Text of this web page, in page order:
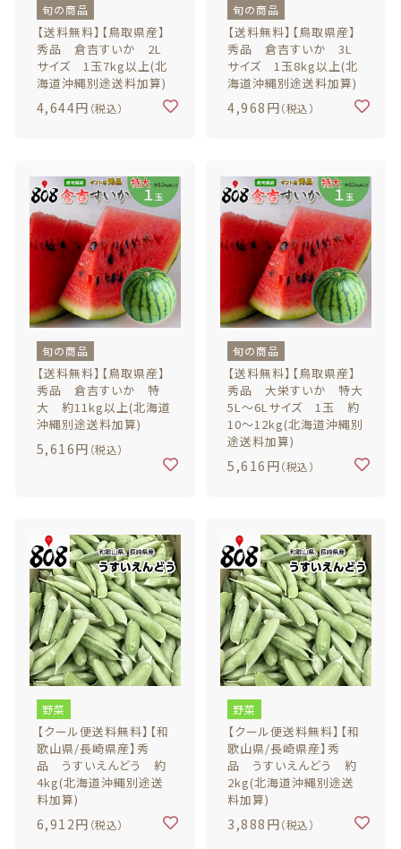
旬の商品
【送料無料】【鳥取県産】
秀品 倉吉すいか 2L
サイズ 1玉7kg以上(北
海道沖縄別途送料加算)
4,644円 （税込）
旬の商品
【送料無料】【鳥取県産】
秀品 倉吉すいか 3L
サイズ 1玉8kg以上(北
海道沖縄別途送料加算)
4,968円（税込）
旬の商品
【送料無料】【鳥取県産】
秀品 倉吉すいか 特
大 約11kg以上(北海道
沖縄別途送料加算)
5,616円 （税込）
旬の商品
【送料無料】【鳥取県産】
秀品 大栄すいか 特大
5L～6Lサイズ 1玉 約
10～12kg(北海道沖縄別
途送料加算)
5,616円（税込）
野菜
【クール便送料無料】【和
歌山県/長崎県産】秀
品 うすいえんどう 約
4kg(北海道沖縄別途送
料加算)
6,912円 （税込）
野菜
【クール便送料無料】【和
歌山県/長崎県産】秀
品 うすいえんどう 約
2kg(北海道沖縄別途送
料加算)
3,888円（税込）